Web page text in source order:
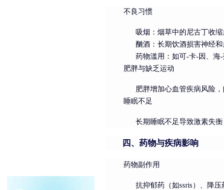
不良习惯
吸烟：烟草中的尼古丁收缩
酗酒：长期饮酒损害神经和
药物滥用：如可-卡-因、海-
肥胖与缺乏运动
肥胖增加心血管疾病风险，
睡眠不足
长期睡眠不足导致激素失衡
四、药物与疾病影响
药物副作用
抗抑郁药（如ssris）、降压